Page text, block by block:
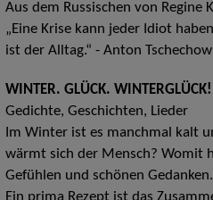
Aus dem Russischen von Regine
„Eine Krise kann jeder Idiot
ist der Alltag.“ - Anton Tschechow
WINTER. GLÜCK. WINTERGLÜCK!
Gedichte, Geschichten, Lieder
Im Winter ist es manchmal kalt
wärmt sich der Mensch? Womit
Gefühlen und schönen Gedanken.